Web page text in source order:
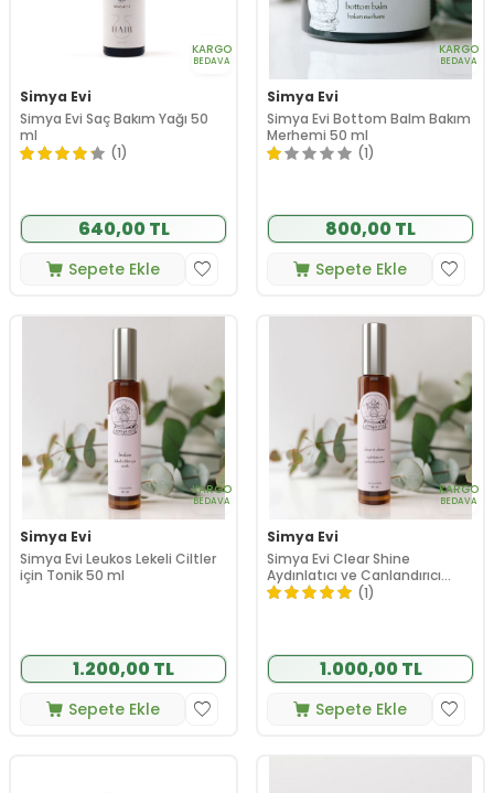
KARGO
BEDAVA
Simya Evi
Simya Evi Saç Bakım Yağı 50
ml
(1)
640,00 TL
Sepete Ekle
KARGO
BEDAVA
Simya Evi
Simya Evi Bottom Balm Bakım
Merhemi 50 ml
(1)
800,00 TL
Sepete Ekle
KARGO
BEDAVA
Simya Evi
Simya Evi Leukos Lekeli Ciltler
için Tonik 50 ml
1.200,00 TL
Sepete Ekle
KARGO
BEDAVA
Simya Evi
Simya Evi Clear Shine
Aydınlatıcı ve Canlandırıcı
Tonik 50 ml
(1)
1.000,00 TL
Sepete Ekle